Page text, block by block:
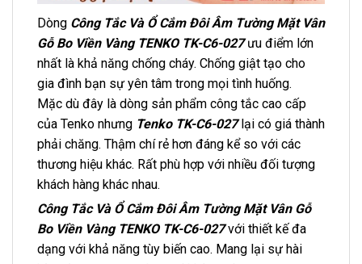
Dòng Công Tắc Và Ổ Cắm Đôi Âm Tường Mặt Vân
Gỗ Bo Viền Vàng TENKO TK-C6-027ưu điểm lớn
nhất là khả năng chống cháy. Chống giật tạo cho
gia đình bạn sự yên tâm trong mọi tình huống.
Mặc dù đây là dòng sản phẩm công tắc cao cấp
của Tenko nhưng Tenko TK-C6-027lại có giá thành
phải chăng. Thậm chí rẻ hơn đáng kể so với các
thương hiệu khác. Rất phù hợp với nhiều đối tượng
khách hàng khác nhau.
Công Tắc Và Ổ Cắm Đôi Âm Tường Mặt Vân Gỗ
Bo Viền Vàng TENKO TK-C6-027với thiết kế đa
dạng với khả năng tùy biến cao. Mang lại sự hài